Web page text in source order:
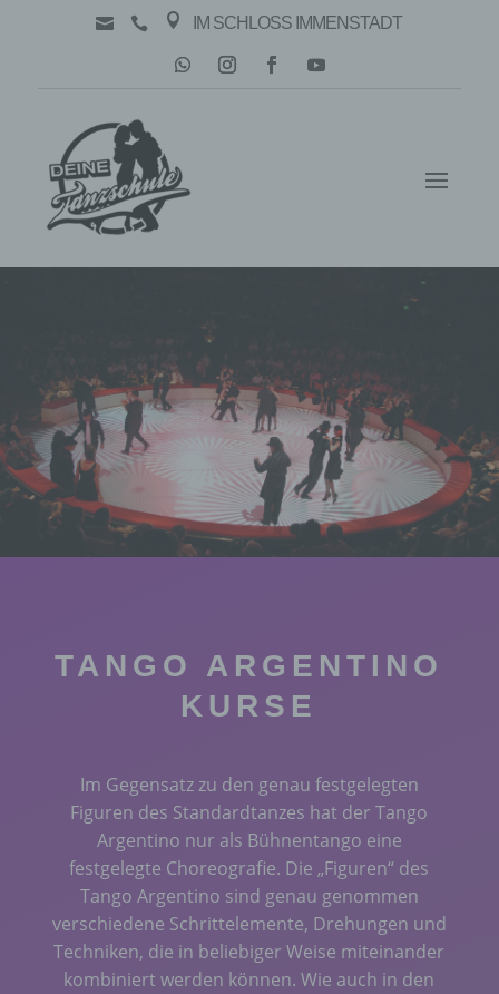
   IM SCHLOSS IMMENSTADT
TANGO ARGENTINO
KURSE
Im Gegensatz zu den genau festgelegten
Figuren des Standardtanzes hat der Tango
Argentino nur als Bühnentango eine
festgelegte Choreografie. Die „Figuren“ des
Tango Argentino sind genau genommen
verschiedene Schrittelemente, Drehungen und
Techniken, die in beliebiger Weise miteinander
kombiniert werden können. Wie auch in den